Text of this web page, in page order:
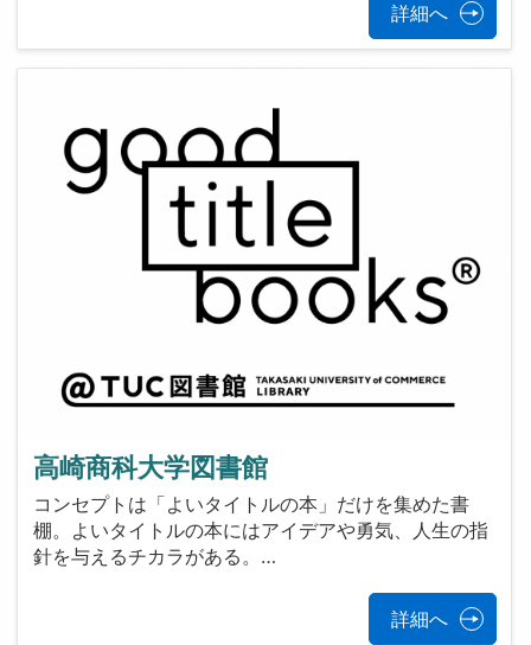
詳細へ
高崎商科大学図書館
コンセプトは「よいタイトルの本」だけを集めた書
棚。よいタイトルの本にはアイデアや勇気、人生の指
針を与えるチカラがある。…
詳細へ